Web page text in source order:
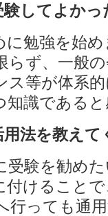
してよかっ
に勉強を始
らず、一般
ス等が体系
知識である
法を教えて
受験を勧め
付けること
行っても通